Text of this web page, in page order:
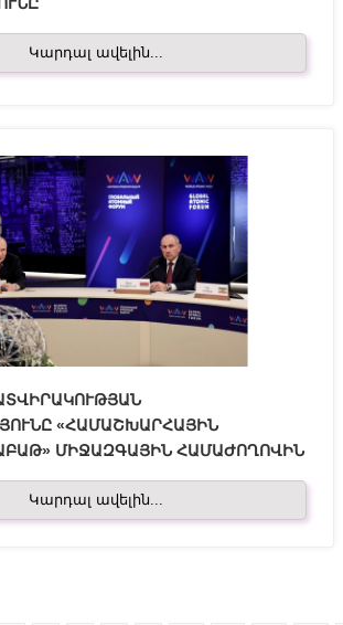
Կարդալ ավելին...
«ՀԱՄԱՇԽԱՐՀԱՅԻՆ
ՄԻՋԱԶԳԱՅԻՆ ՀԱՄԱԺՈՂՈՎԻՆ
Կարդալ ավելին...